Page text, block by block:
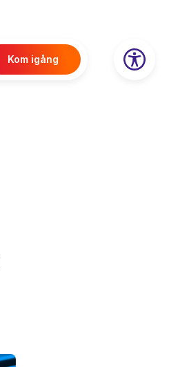
Kom igång